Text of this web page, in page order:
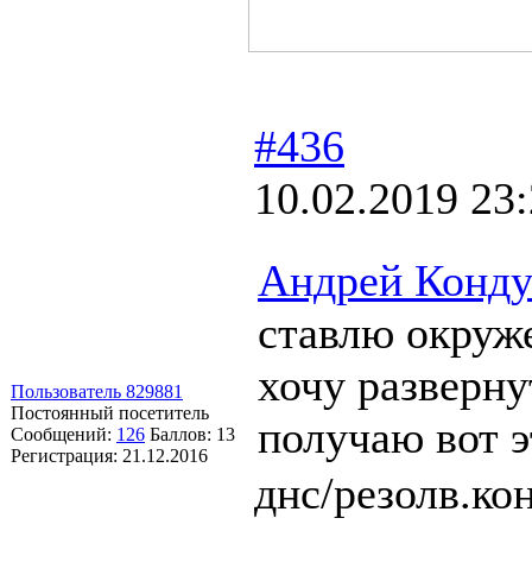
Пользователь 829881
Постоянный посетитель
Сообщений: 126 Баллов: 13
Регистрация: 21.12.2016
#436
10.02.2019
Андрей
ставлю
хочу
получаю вот
днс/